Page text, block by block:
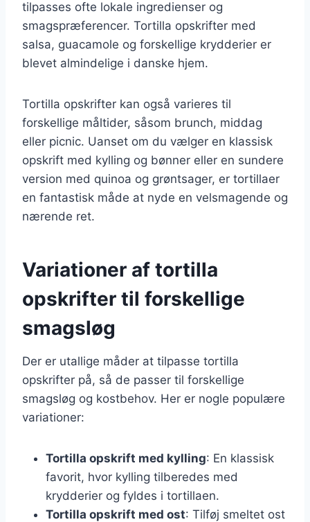
tilpasses ofte lokale ingredienser og
smagspræferencer. Tortilla opskrifter med
salsa, guacamole og forskellige krydderier er
blevet almindelige i danske hjem.
Tortilla opskrifter kan også varieres til
forskellige måltider, såsom brunch, middag
eller picnic. Uanset om du vælger en klassisk
opskrift med kylling og bønner eller en sundere
version med quinoa og grøntsager, er tortillaer
en fantastisk måde at nyde en velsmagende og
nærende ret.
Variationer af tortilla
opskrifter til forskellige
smagsløg
Der er utallige måder at tilpasse tortilla
opskrifter på, så de passer til forskellige
smagsløg og kostbehov. Her er nogle populære
variationer:
Tortilla opskrift med kylling: En klassisk
favorit, hvor kylling tilberedes med
krydderier og fyldes i tortillaen.
Tortilla opskrift med ost: Tilføj smeltet ost